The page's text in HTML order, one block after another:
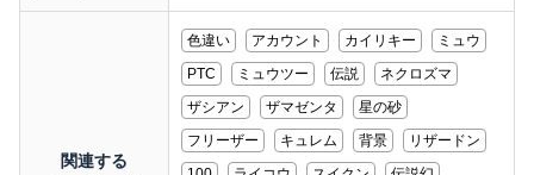
関連する
色違い アカウント カイリキー
ミュウ
PTC
ミュウツー 伝説
ネクロズマ
ザシアン
ザマゼンタ
星の砂
フリーザー
キュレム 背景
リザードン